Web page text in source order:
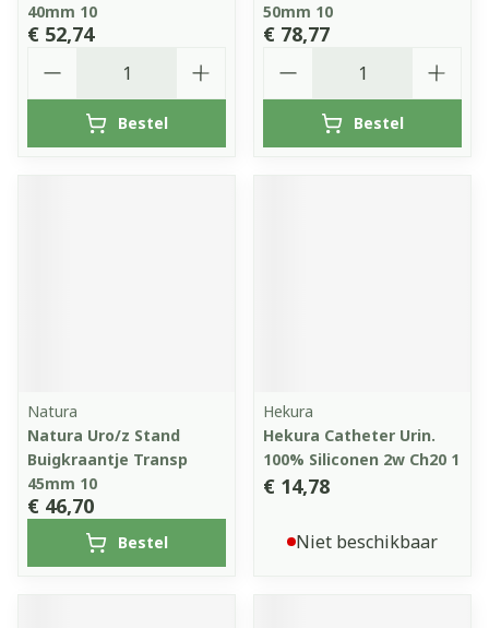
40mm 10
€ 52,74
Bestel
50mm 10
€ 78,77
Bestel
Natura
Natura Uro/z Stand
Buigkraantje Transp
45mm 10
€ 46,70
Bestel
Hekura
Hekura Catheter Urin.
100% Siliconen 2w Ch20 1
€ 14,78
Niet beschikbaar